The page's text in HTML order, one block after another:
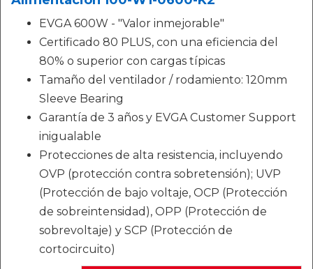
EVGA 600W - "Valor inmejorable"
Certificado 80 PLUS, con una eficiencia del
80% o superior con cargas típicas
Tamaño del ventilador / rodamiento: 120mm
Sleeve Bearing
Garantía de 3 años y EVGA Customer Support
inigualable
Protecciones de alta resistencia, incluyendo
OVP (protección contra sobretensión); UVP
(Protección de bajo voltaje, OCP (Protección
de sobreintensidad), OPP (Protección de
sobrevoltaje) y SCP (Protección de
cortocircuito)